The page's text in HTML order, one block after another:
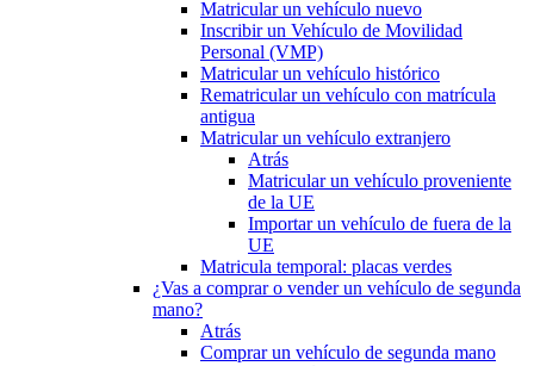
Matricular un vehículo nuevo
Inscribir un Vehículo de Movilidad
Personal (VMP)
Matricular un vehículo histórico
Rematricular un vehículo con matrícula
antigua
Matricular un vehículo extranjero
Atrás
Matricular un vehículo proveniente
de la UE
Importar un vehículo de fuera de la
UE
Matricula temporal: placas verdes
¿Vas a comprar o vender un vehículo de segunda
mano?
Atrás
Comprar un vehículo de segunda mano